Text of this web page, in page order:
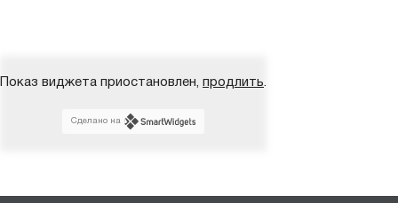
Показ виджета приостановлен, продлить.
Сделано на